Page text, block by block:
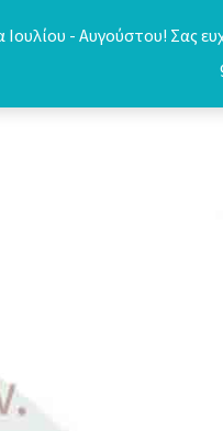
- Αυγούστου! Σας